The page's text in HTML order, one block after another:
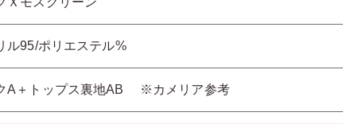
ル95/ポリエステル%
A＋トップス裏地AB ※カメリア参考